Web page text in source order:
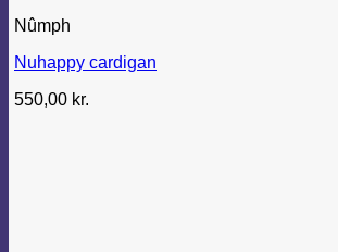
Nûmph
Nuhappy cardigan
550,00 kr.